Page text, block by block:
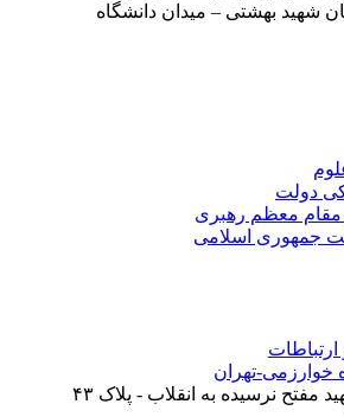
شهید بهشتی – میدان دانشگاه
دولت
مقام معظم رهبری
جمهوری اسلامی
تهران
نرسیده به انقلاب - پلاک ۴۳